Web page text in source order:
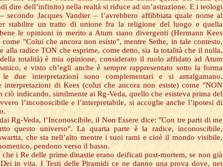
dire dell’infinito) nella realtà si riduce ad un’astrazione. E i teologi
secondo Jacques Vandier – l’avrebbero affibbiata quale nome al
stabilire un tratto di unione fra la religione del luogo e quella
le opinioni in merito a Atum siano divergenti (Hermann Kees
"Colui che ancora non esiste", mentre Sethe, in tale contesto,
alla radice TON che esprime, come detto, sia la totalità che il nulla,
totalità) è mia opinione, considerato il ruolo affidato ad Atum
e visto ch’egli anche è sempre rappresentato sotto la forma
due interpretazioni sono complementari e si amalgamano.
interpretazioni di Kees (colui che ancora non esiste) come "NON
ciò indicando, similmente ai Rg-Veda, quello che esisteva prima del
l’inconoscibile e l’interpretabile, si accoglie anche l’ipotesi di
Rg-Veda, l’Inconoscibile, il Non Essere dice: "Con tre parti di me
questo universo". La quarta parte è la radice, inconoscibile,
che sta nell’alto mentre i suoi rami e cioè il mondo visibile,
pendono verso il basso.
che i Re delle prime dinastie erano deificati post-mortem, se non già
in vita. I Testi delle Piramidi ce ne danno una prova dove, nei